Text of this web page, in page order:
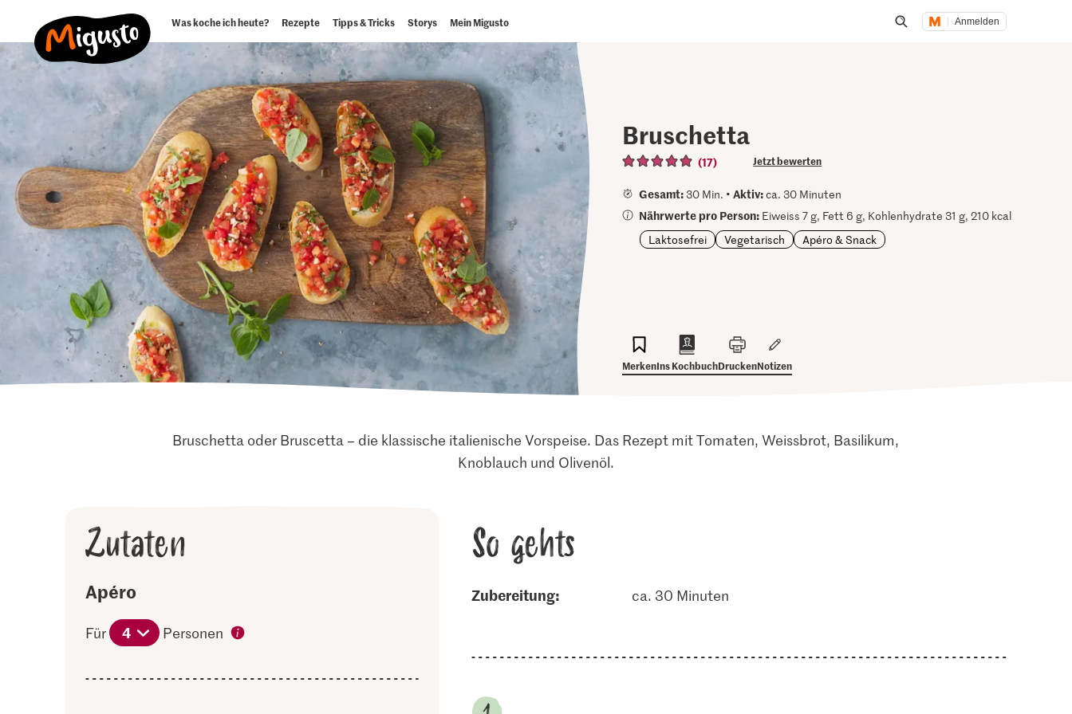
Was koche ich heute? Rezepte Tipps & Tricks Storys Mein Migusto Anmelden
Bruschetta
(17) Jetzt bewerten
Gesamt: 30 Min. •Aktiv:ca. 30 Minuten
Nährwerte pro Person: Eiweiss 7 g, Fett 6 g, Kohlenhydrate 31 g, 210 kcal
Laktosefrei
Vegetarisch Apéro & Snack
MerkenIns KochbuchDruckenNotizen
Bruschetta oder Bruscetta – die klassische italienische Vorspeise. Das Rezept mit Tomaten, Weissbrot, Basilikum,
Knoblauch und Olivenöl.
Zutaten
Apéro
Für 4 Personen
So gehts
Zubereitung: ca. 30 Minuten